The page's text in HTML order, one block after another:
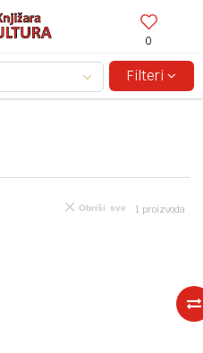
0
IZNOSE PREKO 150KM!
Filteri
1 proizvoda
Obriši sve